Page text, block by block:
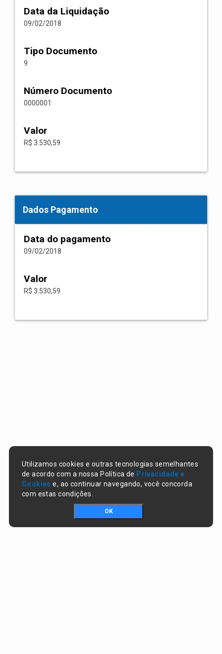
Data da Liquidação
09/02/2018
Tipo Documento
9
Número Documento
0000001
Valor
R$ 3.530,59
Dados Pagamento
Data do pagamento
09/02/2018
Valor
R$ 3.530,59
Utilizamos cookies e outras tecnologias semelhantes
de acordo com a nossa Política de Privacidade e
Cookies e, ao continuar navegando, você concorda
com estas condições.
OK